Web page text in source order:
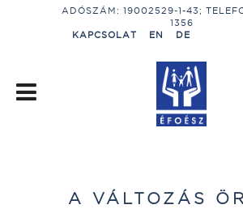
ADÓSZÁM: 19002529-1-43;
1356
KAPCSOLAT
EN DE
A VÁLTOZÁS